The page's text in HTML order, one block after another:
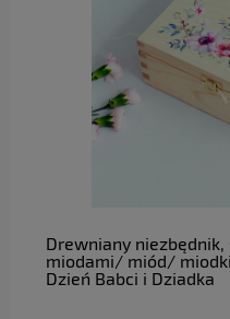
Drewniany
miodami/ miód/
Dzień Babci i Dziadka